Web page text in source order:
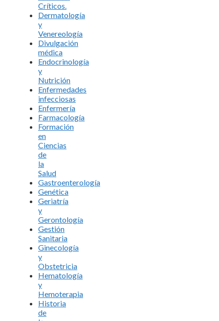
Críticos.
Dermatología
y
Venereología
Divulgación
médica
Endocrinología
y
Nutrición
Enfermedades
infecciosas
Enfermería
Farmacología
Formación
en
Ciencias
de
la
Salud
Gastroenterología
Genética
Geriatría
y
Gerontología
Gestión
Sanitaria
Ginecología
y
Obstetricia
Hematología
y
Hemoterapia
Historia
de